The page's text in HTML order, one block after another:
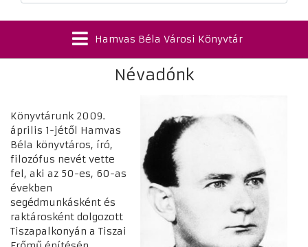
Hamvas Béla Városi Könyvtár
Névadónk
Könyvtárunk 2009.
április 1-jétől Hamvas
Béla könyvtáros, író,
filozófus nevét vette
fel, aki az 50-es, 60-as
években
segédmunkásként és
raktárosként dolgozott
Tiszapalkonyán a Tiszai